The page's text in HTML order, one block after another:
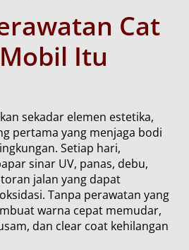
Cat
Itu
sekadar elemen estetika,
pertama yang menjaga bodi
Setiap hari,
sinar UV, panas, debu,
jalan yang dapat
Tanpa perawatan yang
warna cepat memudar,
dan clear coat kehilangan